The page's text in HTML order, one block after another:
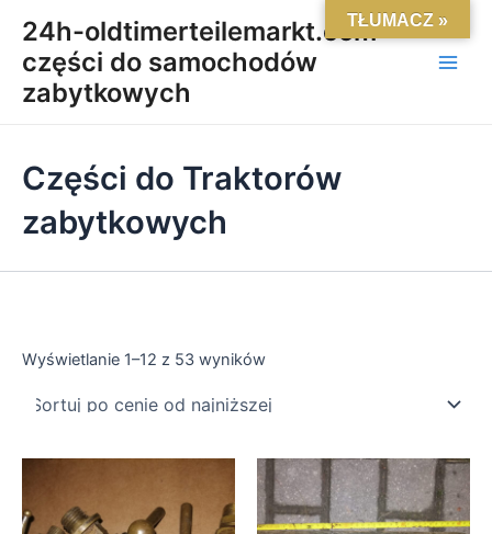
content
24h-oldtimerteilemarkt.com-
części do samochodów
zabytkowych
Main
Części do Traktorów
zabytkowych
Wyświetlanie 1–12 z 53 wyników
według
ceny:
od
niskiej
TŁUMACZ »